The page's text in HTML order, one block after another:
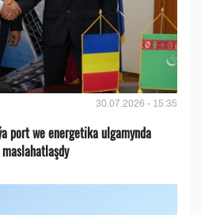
30.07.2026 - 15:35
port we energetika ulgamynda